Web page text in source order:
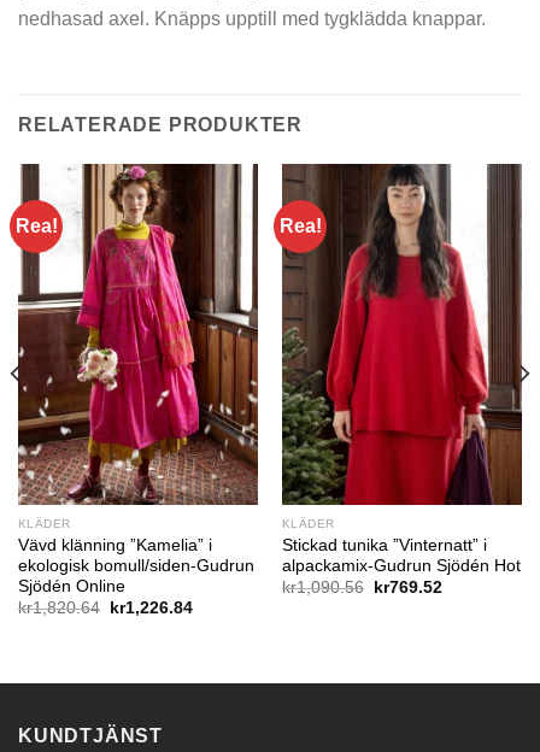
nedhasad axel. Knäpps upptill med tygklädda knappar.
RELATERADE PRODUKTER
Rea!
KLÄDER
Vävd klänning ”Kamelia” i
ekologisk bomull/siden-Gudrun
Sjödén Online
kr1,820.64
Det
kr1,226.84Det
Rea!
KLÄDER
Stickad tunika ”Vinternatt” i
alpackamix-Gudrun Sjödén Hot
kr1,090.56
Det
kr769.52Det
KUNDTJÄNST